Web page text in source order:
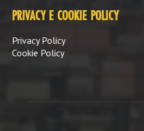
PRIVACY E COOKIE POLICY
Privacy Policy
Cookie Policy